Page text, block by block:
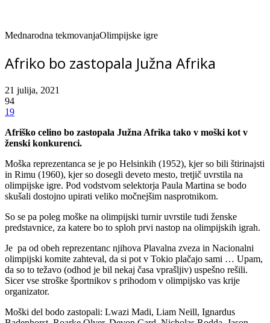
Mednarodna tekmovanjaOlimpijske igre
Afriko bo zastopala Južna Afrika
21 julija, 2021
94
19
Afriško celino bo zastopala Južna Afrika tako v moški kot v
ženski konkurenci.
Moška reprezentanca se je po Helsinkih (1952), kjer so bili štirinajsti
in Rimu (1960), kjer so dosegli deveto mesto, tretjič uvrstila na
olimpijske igre. Pod vodstvom selektorja Paula Martina se bodo
skušali dostojno upirati veliko močnejšim nasprotnikom.
So se pa poleg moške na olimpijski turnir uvrstile tudi ženske
predstavnice, za katere bo to sploh prvi nastop na olimpijskih igrah.
Je pa od obeh reprezentanc njihova Plavalna zveza in Nacionalni
olimpijski komite zahteval, da si pot v Tokio plačajo sami … Upam,
da so to težavo (odhod je bil nekaj časa vprašljiv) uspešno rešili.
Sicer vse stroške športnikov s prihodom v olimpijsko vas krije
organizator.
Moški del bodo zastopali: Lwazi Madi, Liam Neill, Ignardus